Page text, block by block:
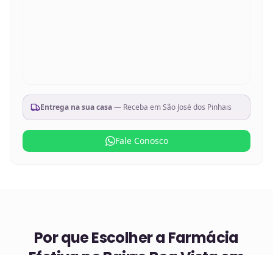
Entrega na sua casa— Receba emSão José dos Pinhais
Fale Conosco
Por que Escolher a Farmácia